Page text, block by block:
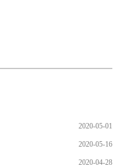
2020-05-01
2020-05-16
2020-04-28